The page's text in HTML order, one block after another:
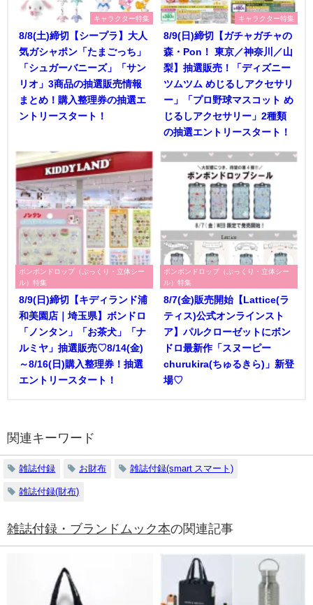
キャラクター特集
8/8(土)締切【シープラ】大人
気ガシャポン「たまごっち」
「シュガーバニーズ」「サン
リオ」3商品の抽選販売情報
まとめ！購入整理券の抽選エ
ントリースタート！
キャラクター特集
8/9(日)締切【ガチャガチャの
森・Pon！ 東京／神奈川／山
梨】抽選販売！「ディズニー
ツムツム めじるしアクセサリ
ー」「プロ野球マスコット め
じるしアクセサリー」2種類
の抽選エントリースタート！
ボンボンドロップ（ぷっくり・立体シー
ル）特集
8/9(日)締切【キディランド浦
和美園店｜埼玉県】ボンドロ
「ノンタン」「お茶犬」「ナ
ルミヤ」抽選販売♡8/14(金)
～8/16(日)購入整理券！抽選
エントリースタート！
ボンボンドロップ（ぷっくり・立体シー
ル）特集
8/7(金)販売開始【Lattice(ラ
ティス)公式オンラインスト
ア】パルクローゼットにボン
ドロ最新作「スヌーピー
churukira(ちゅるきら)」新登
場♡
関連キーワード
雑誌付録 お財布 雑誌付録(smart スマート)
雑誌付録(財布)
雑誌付録・ブランドムック本の関連記事